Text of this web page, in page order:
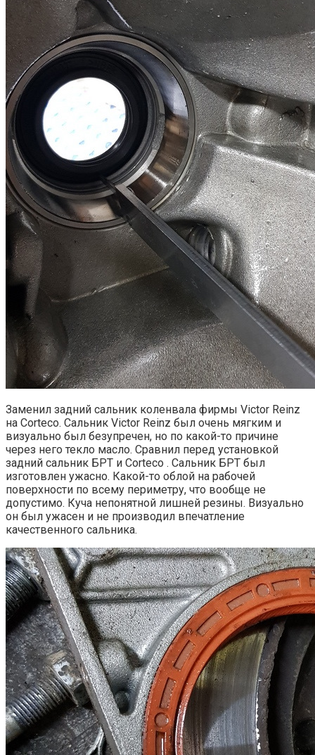
Заменил задний сальник коленвала фирмы Victor Reinz
на Corteco. Сальник Victor Reinz был очень мягким и
визуально был безупречен, но по какой-то причине
через него текло масло. Сравнил перед установкой
задний сальник БРТ и Corteco . Сальник БРТ был
изготовлен ужасно. Какой-то облой на рабочей
поверхности по всему периметру, что вообще не
допустимо. Куча непонятной лишней резины. Визуально
он был ужасен и не производил впечатление
качественного сальника.